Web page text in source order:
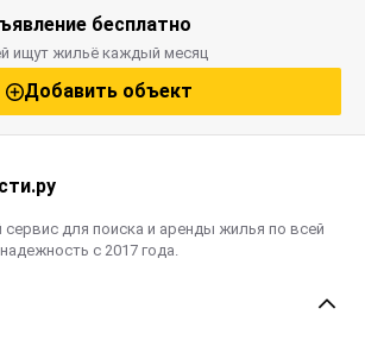
бесплатно
ищут жильё каждый месяц
Добавить объект
для поиска и аренды жилья по всей
с 2017 года.